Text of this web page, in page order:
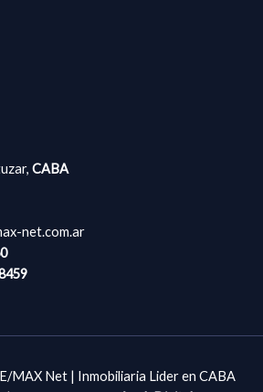
CABA​​
net.com​.ar
MAX Net | Inmobiliaria Lider en CABA